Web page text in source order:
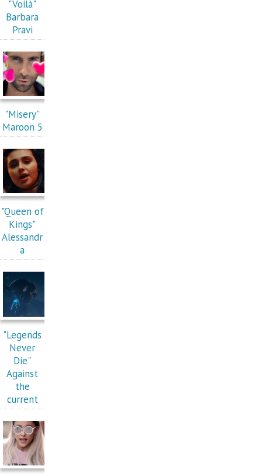
"Voilà"
Barbara
Pravi
"Misery"
Maroon 5
"Queen of
Kings"
Alessandr
a
"Legends
Never
Die"
Against
the
current